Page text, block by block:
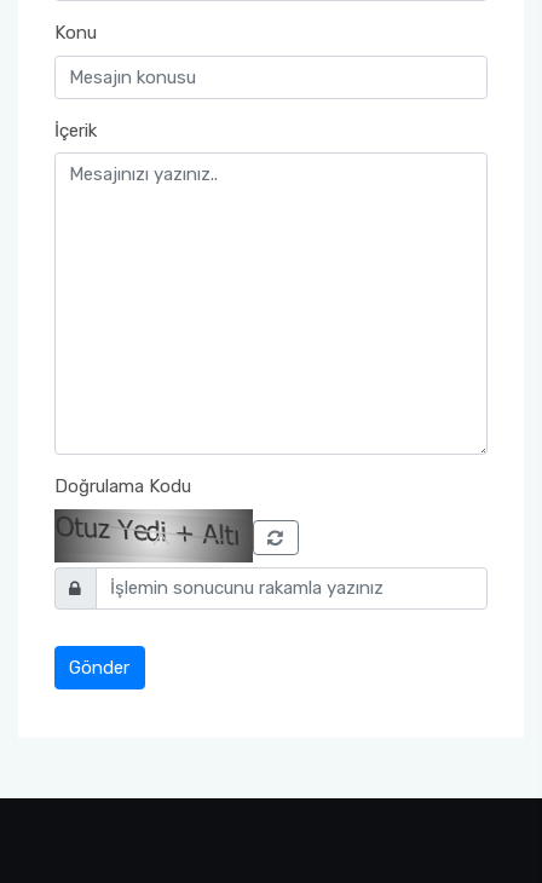
Konu
İçerik
Doğrulama Kodu
Gönder